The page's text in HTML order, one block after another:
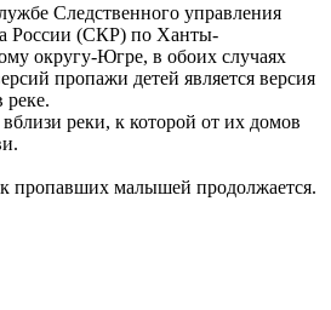
Следственного управления
России (СКР) по Ханты-
округу-Югре, в обоих случаях
пропажи детей является версия
реке.
реки, к которой от их домов
пропавших малышей продолжается.